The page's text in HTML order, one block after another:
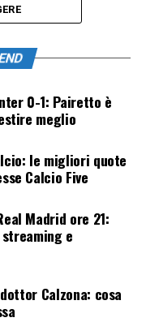
0-1: Pairetto è
meglio
le migliori quote
Calcio Five
Madrid ore 21:
e
Calzona: cosa